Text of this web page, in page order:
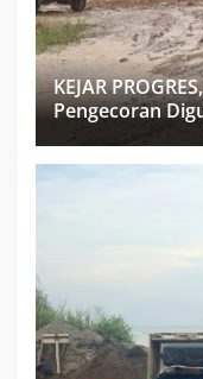
KEJAR
Pengecoran
Miliar Sukma
PPK Bungkam